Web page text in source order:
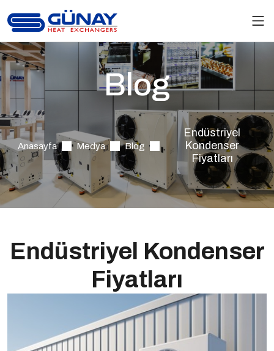
Blog
Anasayfa Medya Blog
Endüstriyel
Kondenser
Fiyatları
Endüstriyel Kondenser
Fiyatları